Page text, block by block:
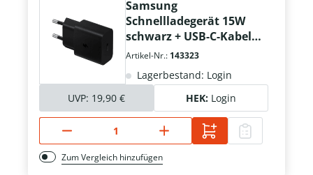
Samsung
Schnellladegerät 15W
schwarz + USB-C-Kabel
1m
Artikel-Nr.: 143323
Lagerbestand: Login
UVP: 19,90 € HEK: Login
Zum Vergleich hinzufügen